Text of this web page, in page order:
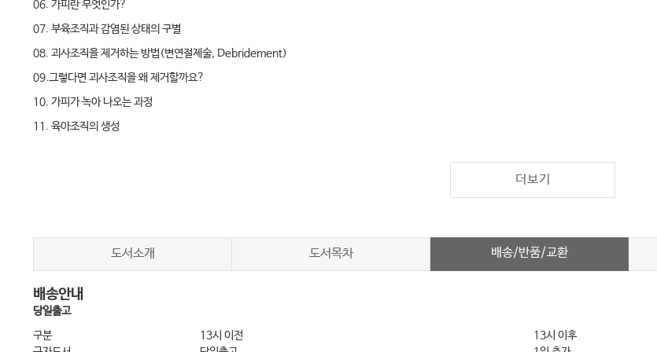
06. 가피란 무엇인가?
07. 부육조직과 감염된 상태의 구별
08. 괴사조직을 제거하는 방법(변연절제술, Debridement)
09.그렇다면 괴사조직을 왜 제거할까요?
10. 가피가 녹아 나오는 과정
11. 육아조직의 생성
16. 부위별 화상치료
17. 손가락 구축이 된 상태의 치료
18. 화상치료의 응급처치
20. 수포를 보존하세요
더보기
도서소개 도서목차 배송/반품/교환
배송안내
당일출고
구분
13시 이전
13시 이후